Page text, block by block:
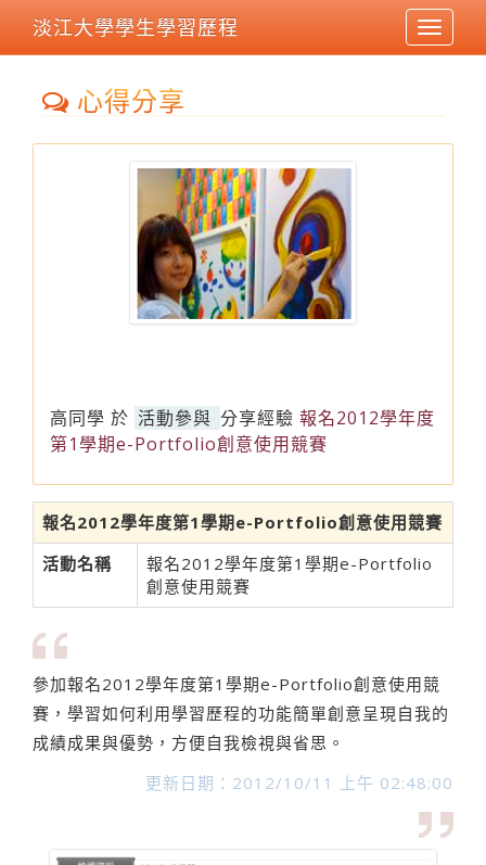
Toggle
淡江大學學生學習歷程
心得分享
高同學 於 活動參與 分享經驗 報名2012學年度
第1學期e-Portfolio創意使用競賽
報名2012學年度第1學期e-Portfolio創意使用競賽
活動名稱
報名2012學年度第1學期e-Portfolio
創意使用競賽
參加報名2012學年度第1學期e-Portfolio創意使用競
賽，學習如何利用學習歷程的功能簡單創意呈現自我的
成績成果與優勢，方便自我檢視與省思。
更新日期：2012/10/11 上午 02:48:00